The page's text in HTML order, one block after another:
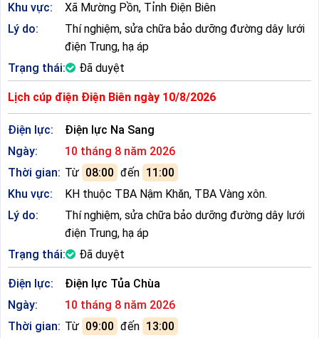
Khu vực:
Xã Mường Pồn, Tỉnh Điện Biên
Lý do:
Thí nghiệm, sửa chữa bảo dưỡng đường dây lưới
điện Trung, hạ áp
Trạng thái:
Đã duyệt
Lịch cúp điện Điện Biên ngày 10/8/2026
Điện lực:
Điện lực Na Sang
Ngày:
10 tháng 8 năm 2026
Thời gian: Từ 08:00 đến 11:00
Khu vực:
KH thuộc TBA Nậm Khăn, TBA Vàng xôn.
Lý do:
Thí nghiệm, sửa chữa bảo dưỡng đường dây lưới
điện Trung, hạ áp
Trạng thái:
Đã duyệt
Điện lực:
Điện lực Tủa Chùa
Ngày:
10 tháng 8 năm 2026
Thời gian: Từ 09:00 đến 13:00